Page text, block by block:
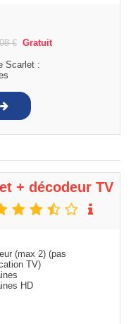
€ Gratuit
Scarlet :
+ décodeur TV
(max 2) (pas
TV)
HD